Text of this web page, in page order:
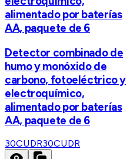
alimentado por baterías
AA, paquete de 6
Detector combinado de
humo y monóxido de
carbono, fotoeléctrico y
electroquímico,
alimentado por baterías
AA, paquete de 6
30CUDR30CUDR